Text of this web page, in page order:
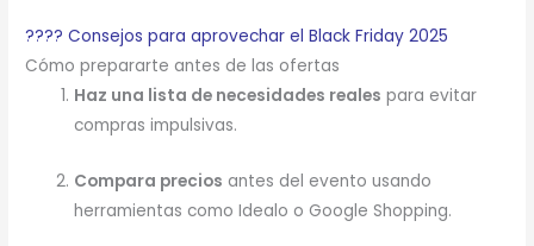
???? Consejos para aprovechar el Black Friday 2025
Cómo prepararte antes de las ofertas
Haz una lista de necesidades reales para evitar
compras impulsivas.
Compara precios antes del evento usando
herramientas como Idealo o Google Shopping.